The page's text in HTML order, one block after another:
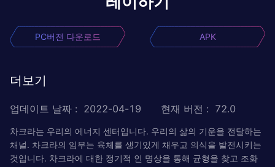
PC버전 다운로드 APK
더보기
업데이트 날짜 : 2022-04-19 현재 버전 : 72.0
차크라는 우리의 에너지 센터입니다. 우리의 삶의 기운을 전달하는
채널. 차크라의 임무는 육체를 생기있게 채우고 의식을 발전시키는
것입니다. 차크라에 대한 정기적 인 명상을 통해 균형을 찾고 조화